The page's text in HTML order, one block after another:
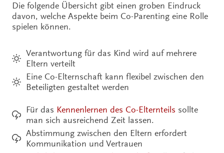
Die folgende Übersicht gibt einen groben Eindruck
davon, welche Aspekte beim Co-Parenting eine Rolle
spielen können.
Verantwortung für das Kind wird auf mehrere
Eltern verteilt
Eine Co-Elternschaft kann flexibel zwischen den
Beteiligten gestaltet werden
Für das Kennenlernen des Co-Elternteils sollte
man sich ausreichend Zeit lassen.
Abstimmung zwischen den Eltern erfordert
Kommunikation und Vertrauen